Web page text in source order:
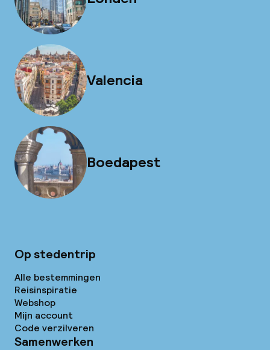
Valencia
Boedapest
Op stedentrip
Alle bestemmingen
Reisinspiratie
Webshop
Mijn account
Code verzilveren
Samenwerken